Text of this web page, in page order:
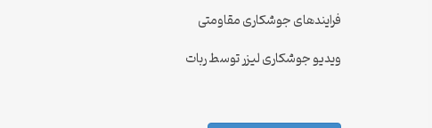
فرایندهای جوشکاری مقاومتی
ویدیو جوشکاری لیزر توسط ربات